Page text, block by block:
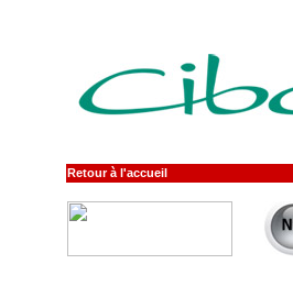
Retour à l'accueil